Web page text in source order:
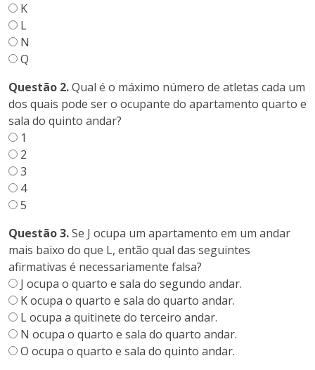
K
L
N
Q
Questão 2.Qual é o máximo número de atletas cada um
dos quais pode ser o ocupante do apartamento quarto e
sala do quinto andar?
1
2
3
4
5
Questão 3.Se J ocupa um apartamento em um andar
mais baixo do que L, então qual das seguintes
afirmativas é necessariamente falsa?
J ocupa o quarto e sala do segundo andar.
K ocupa o quarto e sala do quarto andar.
L ocupa a quitinete do terceiro andar.
N ocupa o quarto e sala do quarto andar.
O ocupa o quarto e sala do quinto andar.